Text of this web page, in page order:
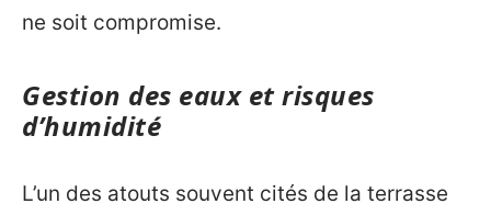
ne soit compromise.
Gestion des eaux et risques
d’humidité
L’un des atouts souvent cités de la terrasse